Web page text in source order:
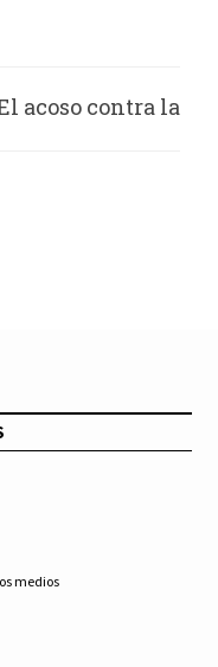
acoso contra la
medios